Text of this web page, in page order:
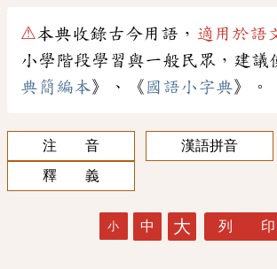
⚠本典收錄古今用語， 適用於語
小學階段學習與一般民眾，建議
典簡編本》、《 國語小字典》。
注 音
漢語拼音
釋 義
小 中 大 列 印